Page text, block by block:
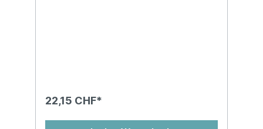
22,15 CHF*